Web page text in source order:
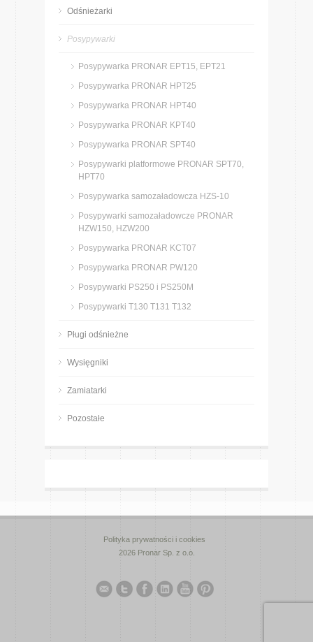
Odśnieżarki
Posypywarki
Posypywarka PRONAR EPT15, EPT21
Posypywarka PRONAR HPT25
Posypywarka PRONAR HPT40
Posypywarka PRONAR KPT40
Posypywarka PRONAR SPT40
Posypywarki platformowe PRONAR SPT70,
HPT70
Posypywarka samozaładowcza HZS-10
Posypywarki samozaładowcze PRONAR
HZW150, HZW200
Posypywarka PRONAR KCT07
Posypywarka PRONAR PW120
Posypywarki PS250 i PS250M
Posypywarki T130 T131 T132
Pługi odśnieżne
Wysięgniki
Zamiatarki
Pozostałe
Polityka prywatności i cookies
2026 Pronar Sp. z o.o.